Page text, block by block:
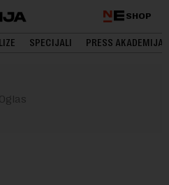
SHOP
SPECIJALI PRESS AKADEMIJA